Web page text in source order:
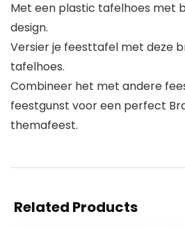
Met een plastic tafelhoes met
design.
Versier je feesttafel met deze
tafelhoes.
Combineer het met andere
feestgunst voor een perfect
themafeest.
Related Products